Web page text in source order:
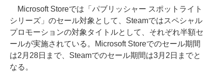
Microsoft Storeでは「パブリッシャー スポットライト
シリーズ」のセール対象として、Steamではスペシャル
プロモーションの対象タイトルとして、それぞれ半額セ
ールが実施されている。Microsoft Storeでのセール期間
は2月28日まで、Steamでのセール期間は3月2日までと
なる。